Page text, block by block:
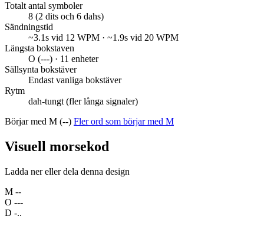
Totalt antal symboler
8 (2 dits och 6 dahs)
Sändningstid
~3.1s vid 12 WPM · ~1.9s vid 20 WPM
Längsta bokstaven
O (---) · 11 enheter
Sällsynta bokstäver
Endast vanliga bokstäver
Rytm
dah-tungt (fler långa signaler)
Börjar med M (--) Fler ord som börjar med M
Visuell morsekod
Ladda ner eller dela denna design
M --
O ---
D -..